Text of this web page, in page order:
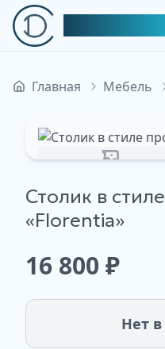
Главная Мебель
Столик в
«Florentia»
16 800 ₽
Нет